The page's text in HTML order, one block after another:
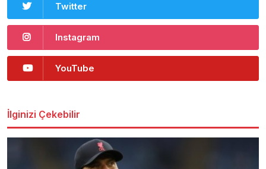
Twitter
Instagram
YouTube
İlginizi Çekebilir